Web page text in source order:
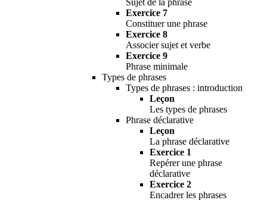
Exercice 7
Constituer une phrase
Exercice 8
Associer sujet et verbe
Exercice 9
Phrase minimale
Types de phrases
Types de phrases : introduction
Leçon
Les types de phrases
Phrase déclarative
Leçon
La phrase déclarative
Exercice 1
Repérer une phrase
déclarative
Exercice 2
Encadrer les phrases